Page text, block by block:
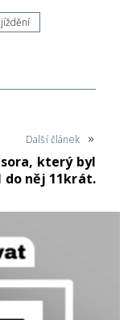
Další článek
který byl
do něj 11krát.